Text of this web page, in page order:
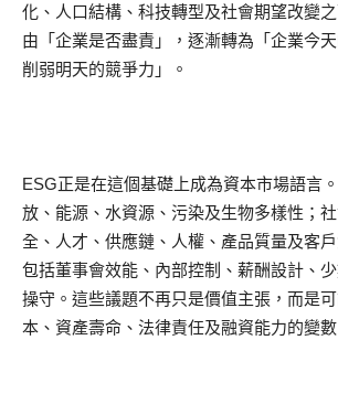
化、人口結構、科技轉型及社會期望改變
由「企業是否盡責」，逐漸轉為「企業今
削弱明天的競爭力」。
ESG正是在這個基礎上成為資本市場語言
放、能源、水資源、污染及生物多樣性；
全、人才、供應鏈、人權、產品質量及客
包括董事會效能、內部控制、薪酬設計、
操守。這些議題不再只是價值主張，而是
本、資產壽命、法律責任及融資能力的變數